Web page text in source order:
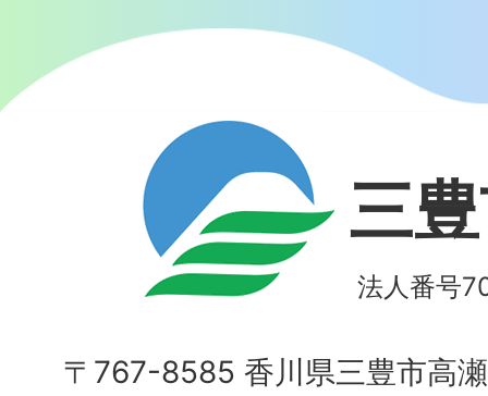
三
法人番号
〒767-8585 香川県三豊市高